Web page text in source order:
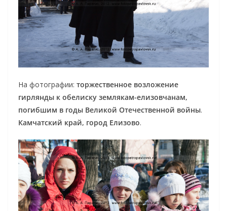
На фотографии: торжественное возложение
гирлянды к обелиску землякам-елизовчанам,
погибшим в годы Великой Отечественной войны.
Камчатский край, город Елизово.